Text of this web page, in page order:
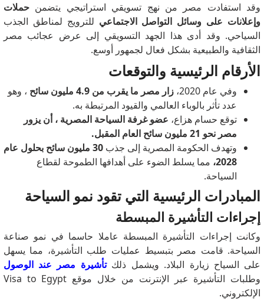
وقد استفادت مصر من نهج تسويقي استراتيجي يتضمنحملات
وإعلانات على وسائل التواصل الاجتماعي للترويج لمناطق الجذب
السياحي. وقد أدى هذا الجهد التسويقي إلى عرض عجائب مصر
الثقافية والطبيعية بشكل فعال لجمهور أوسع.
الأرقام الرئيسية والتوقعات
وفي عام 2020، زار مصر ما يقرب من 4.9 مليون سائح
، وهو
عدد تأثر بالوباء العالمي والقيود المرتبطة به.
توقع حسام هزاع، عضو غرفة السياحة المصرية ، أن يزور
مصر نحو 21 مليون سائح العام المقبل.
وتهدف الحكومة المصرية إلى جذب
30 مليون سائح بحلول عام
2028، مما يسلط الضوء على أهدافها الطموحة لقطاع
السياحة.
المبادرات الرئيسية التي تقود نمو السياحة
إجراءات التأشيرة المبسطة
وكانت إجراءات التأشيرة المبسطة عاملا حاسما في نمو صناعة
السياحة. قامت مصر بتبسيط عمليات طلب التأشيرة، مما يسهل
على السياح زيارة البلاد. ويشمل ذلكتأشيرة مصر عند الوصول
وطلبات التأشيرة عبر الإنترنت من خلال موقع Visa to Egypt
الإلكتروني.